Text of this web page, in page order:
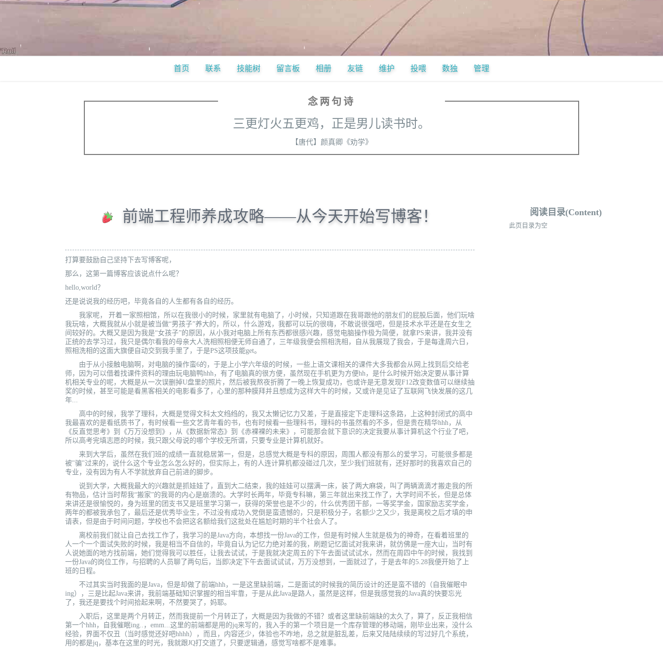
首页 联系 技能树 留言板 相册 友链 维护 投喂 数独 管理
念两句诗
三更灯火五更鸡，正是男儿读书时。
【唐代】颜真卿《劝学》
前端工程师养成攻略——从今天开始写博客！
打算要鼓励自己坚持下去写博客呢，
那么，这第一篇博客应该说点什么呢？
hello,world？
还是说说我的经历吧，毕竟各自的人生都有各自的经历。
我家呢， 开着一家照相馆，所以在我很小的时候，家里就有电脑了，小时候，只知道跟在我哥跟他的朋友们的屁股后面，他们玩啥
我玩啥，大概我就从小就是被当做“男孩子”养大的，所以，什么游戏，我都可以玩的很嗨，不敢说很强吧，但是技术水平还是在女生之
间较好的。大概又是因为我是“女孩子”的原因，从小我对电脑上所有东西都很感兴趣，感觉电脑操作极为简便，就拿PS来讲，我并没有
正统的去学习过，我只是偶尔看我的母亲大人洗相照相便无师自通了，三年级我便会照相洗相，自从我展现了我会，于是每逢周六日，
照相洗相的这面大旗便自动交到我手里了，于是PS这项技能get。
由于从小接触电脑啊，对电脑的操作蛮6的，于是上小学六年级的时候，一些上语文课相关的课件大多我都会从网上找到后交给老
师，因为可以借着找课件资料的理由玩电脑鸭hhh，有了电脑真的很方便，虽然现在手机更为方便hh，是什么时候开始决定要从事计算
机相关专业的呢，大概是从一次误删掉U盘里的照片，然后被我熬夜折腾了一晚上恢复成功，也或许是无意发现F12改变数值可以继续抽
奖的时候，甚至可能是看黑客相关的电影看多了，心里的那种膜拜并且想成为这样大牛的时候，又或许是见证了互联网飞快发展的这几
年...
高中的时候，我学了理科，大概是觉得文科太文绉绉的，我又太懒记忆力又差，于是直接定下走理科这条路，上这种封闭式的高中
我最喜欢的是看纸质书了，有时候看一些文艺青年看的书，也有时候看一些理科书，理科的书虽然看的不多，但是贵在精华hhh，从
《反直觉思考》到《万万没想到》，从《数据新常态》到《赤裸裸的未来》，可能那会就下意识的决定我要从事计算机这个行业了吧，
所以高考完填志愿的时候，我只跟父母说的哪个学校无所谓，只要专业是计算机就好。
来到大学后，虽然在我们班的成绩一直就稳居第一，但是，总感觉大概是专科的原因，周围人都没有那么的爱学习，可能很多都是
被"骗"过来的，说什么这个专业怎么怎么好的，但实际上，有的人连计算机都没碰过几次，至少我们班就有，还好那时的我喜欢自己的
专业，没有因为有人不学就放弃自己前进的脚步。
说到大学，大概我最大的兴趣就是抓娃娃了，直到大二结束，我的娃娃可以摆满一床，装了两大麻袋，叫了两辆滴滴才搬走我的所
有物品，估计当时帮我“搬家”的我哥的内心是崩溃的。大学时长两年，毕竟专科嘛，第三年就出来找工作了，大学时间不长，但是总体
来讲还是很愉悦的，身为班里的团支书又是班里学习第一，获得的荣誉也是不少的，什么优秀团干部，一等奖学金，国家励志奖学金，
两年的都被我承包了，最后还是优秀毕业生，不过没有成功入党倒是蛮遗憾的，只是积极分子，名额少之又少，我是离校之后才填的申
请表，但是由于时间问题，学校也不会把这名额给我们这批处在尴尬时期的半个社会人了。
离校前我们就让自己去找工作了，我学习的是Java方向，本想找一份Java的工作，但是有时候人生就是极为的神奇，在看着班里的
人一个一个面试失败的时候，我是相当不自信的，毕竟自认为记忆力绝对差的我，刷题记忆面试对我来讲，就仿佛是一座大山，当时有
人说她面的地方找前端，她们觉得我可以胜任，让我去试试，于是我就决定周五的下午去面试试试水，然而在周四中午的时候，我找到
一份Java的岗位工作，与招聘的人员聊了两句后，当即决定下午去面试试试，万万没想到，一面就过了，于是去年的5.28我便开始了上
班的日程。
不过其实当时我面的是Java，但是却做了前端hhh，一是这里缺前端，二是面试的时候我的简历设计的还是蛮不错的（自我催眠中
ing），三是比起Java来讲，我前端基础知识掌握的相当牢靠，于是从此Java是路人，虽然是这样，但是我感觉我的Java真的快要忘光
了，我还是要找个时间拾起来啊，不然要哭了，妈耶。
入职后，这里是两个月转正，然而我提前一个月转正了，大概是因为我做的不错？或者这里缺前端缺的太久了，算了，反正我相信
第一个hhh，自我催眠ing..，emm...这里的前端都是用的jq来写的，我入手的第一个项目是一个库存管理的移动端，刚毕业出来，没什么
经验，界面不仅丑（当时感觉还好吧hhhh），而且，内容还少，体验也不咋地，总之就是脏乱差，后来又陆陆续续的写过好几个系统，
用的都是jq，基本在这里的时光，我就跟JQ打交道了，只要逻辑通，感觉写啥都不是难事。
阅读目录(Content)
此页目录为空